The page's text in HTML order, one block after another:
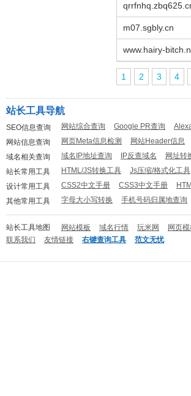
m07.sgbly.cn
www.hairy-
1 2 3 4
站长工具导航
SEO信息查询 网站综合查询 Google PR查询
网站信息查询
网页Meta信息检测 网站Header信息
域名相关查询
域名IP地址查询 IP反查域名 网址转
站长常用工具
HTML/JS转换工具 Js压缩/格式化工具
设计常用工具
CSS2中文手册 CSS3中文手册
其他常用工具
字母大小写转换 手机号码归属地查询
站长工具地图 网站模板 域名行情 玩米网 网页模
联系我们
友情链接 右键查询工具 范文无忧